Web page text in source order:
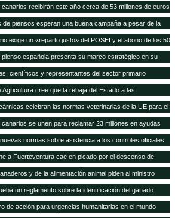
recibirán este año cerca de 53 millones de euros
de piensos esperan una buena campaña a pesar de la
exige un «reparto justo» del POSEI y el abono de los 50
pienso española presenta su marco estratégico en su
científicos y representantes del sector primario
Forrajero de Canarias
Agricultura cree que la rebaja del Estado a las
transporte aleja a los agricultores canarios de España y
celebran las normas veterinarias de la UE para el
se unen para reclamar 23 millones en ayudas
normas sobre asistencia a los controles oficiales
aves y conejos
a Fuerteventura cae en picado por el descenso de
y de la alimentación animal piden al ministro
reducido no suba del 10 al 21%
un reglamento sobre la identificación del ganado
de acción para urgencias humanitarias en el mundo